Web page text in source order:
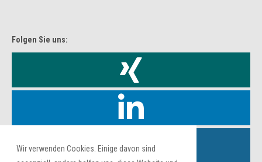
Wir verwenden Cookies. Einige davon sind
Folgen Sie uns: